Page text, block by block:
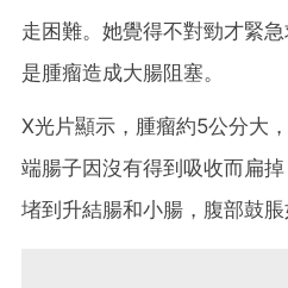
走困難。她覺得不對勁才緊
是腫瘤造成大腸阻塞。
X光片顯示，腫瘤約5公分大
端腸子因沒有得到吸收而扁
堵到升結腸和小腸，腹部鼓脹